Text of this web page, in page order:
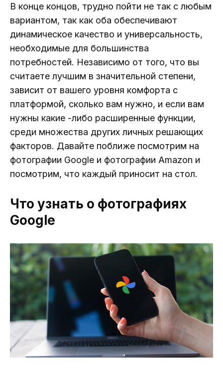
В конце концов, трудно пойти не так с любым
вариантом, так как оба обеспечивают
динамическое качество и универсальность,
необходимые для большинства
потребностей. Независимо от того, что вы
считаете лучшим в значительной степени,
зависит от вашего уровня комфорта с
платформой, сколько вам нужно, и если вам
нужны какие -либо расширенные функции,
среди множества других личных решающих
факторов. Давайте поближе посмотрим на
фотографии Google и фотографии Amazon и
посмотрим, что каждый приносит на стол.
Что узнать о фотографиях
Google